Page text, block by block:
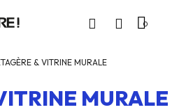
& VITRINE MURALE
MURALE